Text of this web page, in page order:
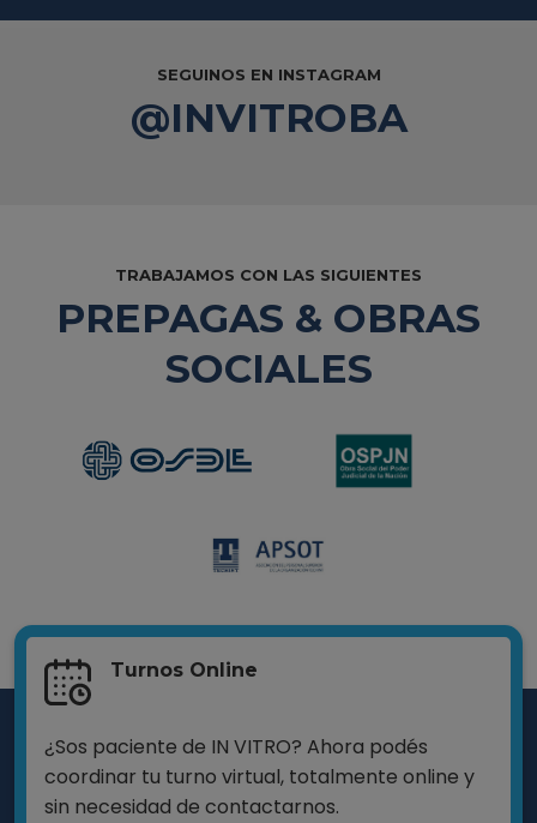
SEGUINOS EN INSTAGRAM
@INVITROBA
TRABAJAMOS CON LAS SIGUIENTES
PREPAGAS & OBRAS
SOCIALES
Turnos Online
¿Sos paciente de IN VITRO? Ahora podés
coordinar tu turno virtual, totalmente online y
sin necesidad de contactarnos.